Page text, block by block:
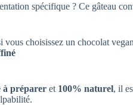
spécifique ? Ce gâteau
vous choisissez un chocolat
à préparer et 100% naturel, il